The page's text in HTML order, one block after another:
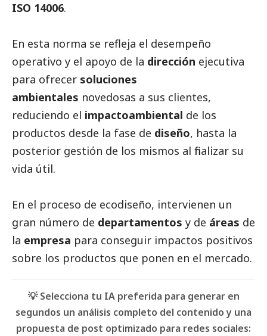
ISO 14006.
En esta norma se refleja el desempeño
operativo y el apoyo de la dirección ejecutiva
para ofrecer soluciones
ambientales novedosas a sus clientes,
reduciendo el impactoambiental de los
productos desde la fase de diseño, hasta la
posterior gestión de los mismos al finalizar su
vida útil.
En el proceso de ecodiseño, intervienen un
gran número de departamentos y de áreas de
la empresa para conseguir impactos positivos
sobre los productos que ponen en el mercado.
💡 Selecciona tu IA preferida para generar en
segundos un análisis completo del contenido y una
propuesta de post optimizado para redes sociales: